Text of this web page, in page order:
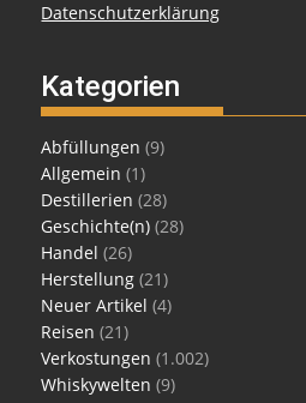
Datenschutzerklärung
Kategorien
Abfüllungen (9)
Allgemein (1)
Destillerien (28)
Geschichte(n) (28)
Handel (26)
Herstellung (21)
Neuer Artikel (4)
Reisen (21)
Verkostungen (1.002)
Whiskywelten (9)